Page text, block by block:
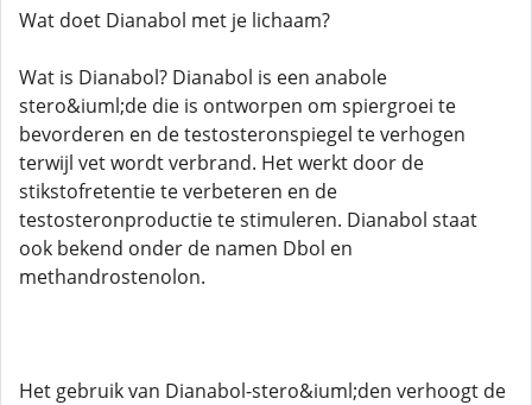
Wat doet Dianabol met je lichaam?
Wat is Dianabol? Dianabol is een anabole
stero&iuml;de die is ontworpen om spiergroei te
bevorderen en de testosteronspiegel te verhogen
terwijl vet wordt verbrand. Het werkt door de
stikstofretentie te verbeteren en de
testosteronproductie te stimuleren. Dianabol staat
ook bekend onder de namen Dbol en
methandrostenolon.
Het gebruik van Dianabol-stero&iuml;den verhoogt de